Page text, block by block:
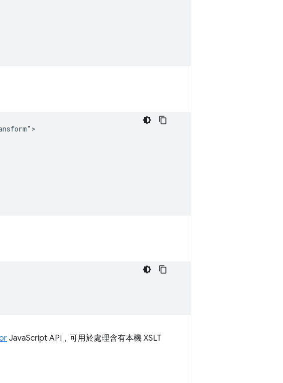
JavaScript API，可用於處理含有本機 XSLT